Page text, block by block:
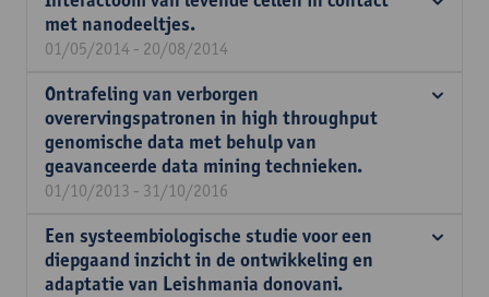
met nanodeeltjes.
01/05/2014 - 20/08/2014
Ontrafeling van verborgen
overervingspatronen in high throughput
genomische data met behulp van
geavanceerde data mining technieken.
01/10/2013 - 31/10/2016
Een systeembiologische studie voor een
diepgaand inzicht in de ontwikkeling en
adaptatie van Leishmania donovani.